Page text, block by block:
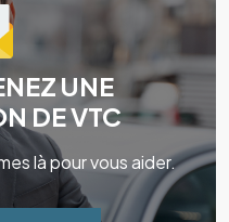
UNE
DE VTC
là pour vous aider.